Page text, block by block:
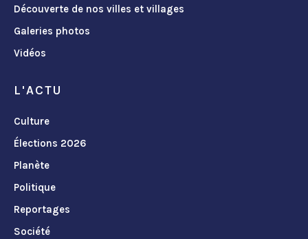
Découverte de nos villes et villages
Galeries photos
Vidéos
L'ACTU
Culture
Élections 2026
Planète
Politique
Reportages
Société